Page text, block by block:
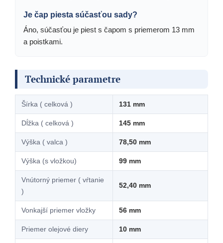
Je čap piesta súčasťou sady?
Áno, súčasťou je piest s čapom s priemerom 13 mm
a poistkami.
Technické parametre
Šírka ( celková ) 131 mm
Dĺžka ( celková ) 145 mm
Výška ( valca ) 78,50 mm
Výška (s vložkou) 99 mm
Vnútorný priemer ( vŕtanie
)
52,40 mm
Vonkajší priemer vložky 56 mm
Priemer olejové diery 10 mm